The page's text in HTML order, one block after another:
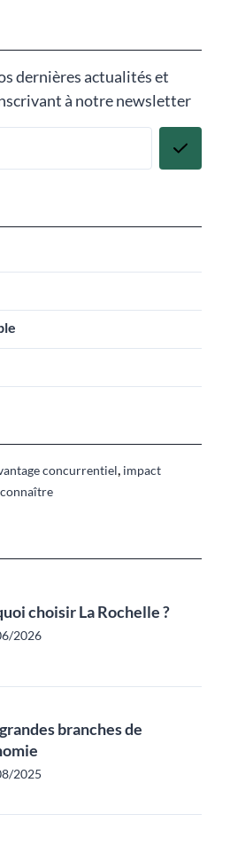
dernières actualités et
à notre newsletter
concurrentiel, impact
connaître
choisir La Rochelle ?
2026
branches de
2025